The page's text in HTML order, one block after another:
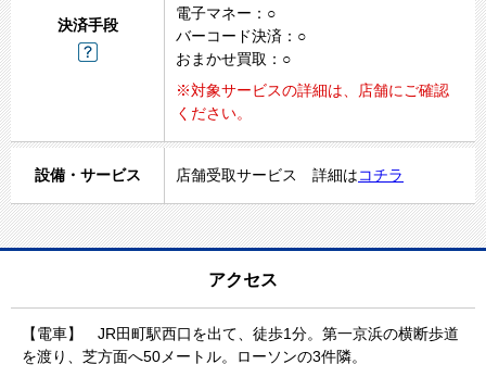
決済手段
電子マネー：○
バーコード決済：○
おまかせ買取：○
※対象サービスの詳細は、店舗にご確認
ください。
設備・サービス 店舗受取サービス 詳細はコチラ
アクセス
【電車】 JR田町駅西口を出て、徒歩1分。第一京浜の横断歩道
を渡り、芝方面へ50メートル。ローソンの3件隣。